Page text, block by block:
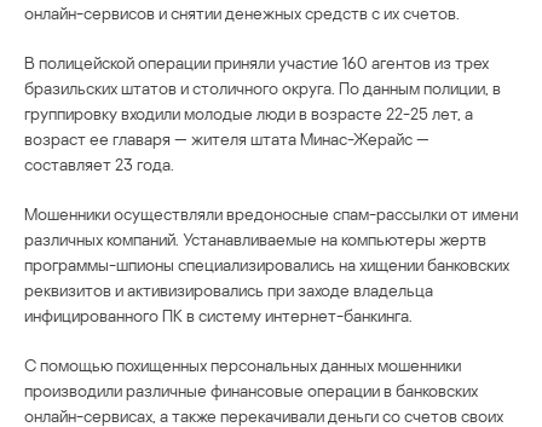
онлайн-сервисов и снятии денежных средств с их счетов.
В полицейской операции приняли участие 160 агентов из трех
бразильских штатов и столичного округа. По данным полиции, в
группировку входили молодые люди в возрасте 22-25 лет, а
возраст ее главаря — жителя штата Минас-Жерайс —
составляет 23 года.
Мошенники осуществляли вредоносные спам-рассылки от имени
различных компаний. Устанавливаемые на компьютеры жертв
программы-шпионы специализировались на хищении банковских
реквизитов и активизировались при заходе владельца
инфицированного ПК в систему интернет-банкинга.
С помощью похищенных персональных данных мошенники
производили различные финансовые операции в банковских
онлайн-сервисах, а также перекачивали деньги со счетов своих